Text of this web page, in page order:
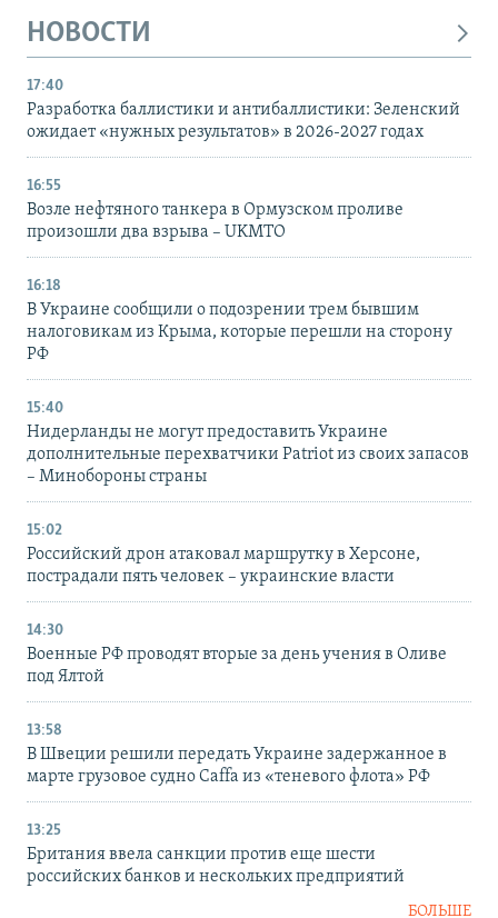
НОВОСТИ
17:40
Разработка баллистики и антибаллистики: Зеленский
ожидает «нужных результатов» в 2026-2027 годах
16:55
Возле нефтяного танкера в Ормузском проливе
произошли два взрыва – UKMTO
16:18
В Украине сообщили о подозрении трем бывшим
налоговикам из Крыма, которые перешли на сторону
РФ
15:40
Нидерланды не могут предоставить Украине
дополнительные перехватчики Patriot из своих запасов
– Минобороны страны
15:02
Российский дрон атаковал маршрутку в Херсоне,
пострадали пять человек – украинские власти
14:30
Военные РФ проводят вторые за день учения в Оливе
под Ялтой
13:58
В Швеции решили передать Украине задержанное в
марте грузовое судно Caffa из «теневого флота» РФ
13:25
Британия ввела санкции против еще шести
российских банков и нескольких предприятий
БОЛЬШЕ